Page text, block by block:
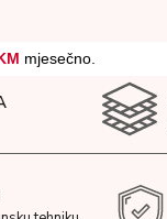
mjesečno.